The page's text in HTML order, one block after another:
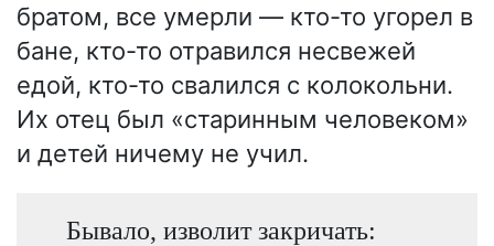
братом, все умерли — кто-то угорел в
бане, кто-то отравился несвежей
едой, кто-то свалился с колокольни.
Их отец был «старинным человеком»
и детей ничему не учил.
Бывало, изволит закричать: